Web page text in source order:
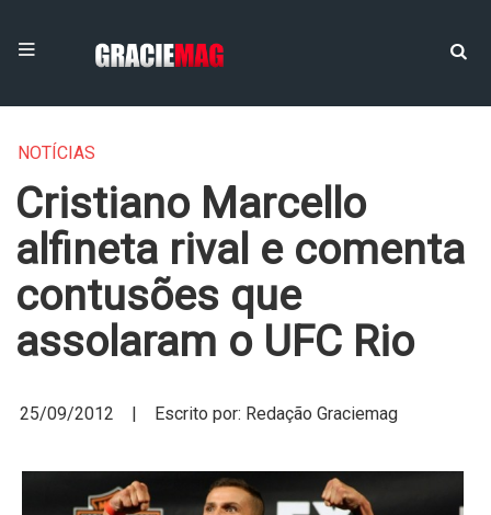
NOTÍCIAS
Cristiano Marcello
alfineta rival e comenta
contusões que
assolaram o UFC Rio
25/09/2012 | Escrito por: Redação Graciemag